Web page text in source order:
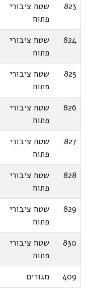
823
שטח ציבורי
פתוח
824
שטח ציבורי
פתוח
825
שטח ציבורי
פתוח
826
שטח ציבורי
פתוח
827
שטח ציבורי
פתוח
828
שטח ציבורי
פתוח
829
שטח ציבורי
פתוח
830
שטח ציבורי
פתוח
409 מגורים